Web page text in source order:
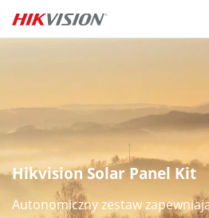
Skip to content
Hikvision Solar Panel Kit
Autonomiczny zestaw